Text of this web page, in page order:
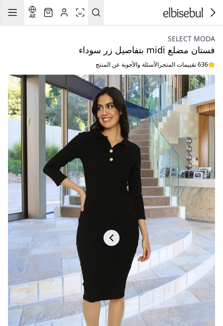
AR
SELECT MODA
فستان مضلع midi بتفاصيل زر سوداء
636 تقييمات المتجر الأسئلة والأجوبة عن المنتج